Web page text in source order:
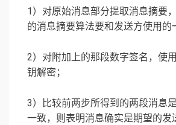
1）对原始消息部分提取消息摘要
的消息摘要算法要和发送方使用的
2）对附加上的那段数字签名，使
钥解密；
3）比较前两步所得到的两段消息
一致，则表明消息确实是期望的发